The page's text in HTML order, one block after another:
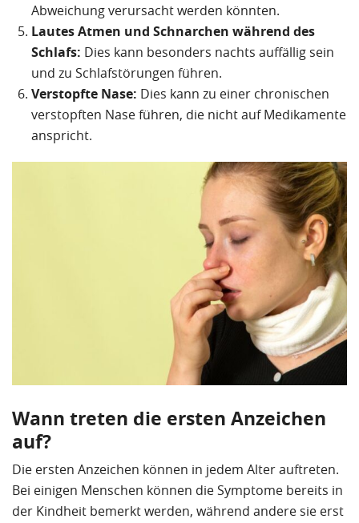
Abweichung verursacht werden könnten.
Lautes Atmen und Schnarchen während des
Schlafs: Dies kann besonders nachts auffällig sein
und zu Schlafstörungen führen.
Verstopfte Nase: Dies kann zu einer chronischen
verstopften Nase führen, die nicht auf Medikamente
anspricht.
Wann treten die ersten Anzeichen
auf?
Die ersten Anzeichen können in jedem Alter auftreten.
Bei einigen Menschen können die Symptome bereits in
der Kindheit bemerkt werden, während andere sie erst